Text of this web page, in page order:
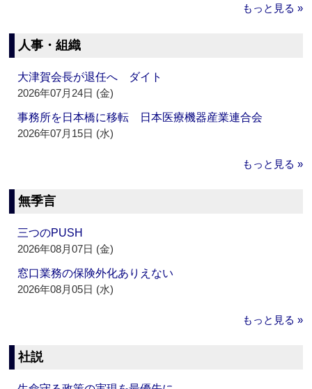
もっと見る »
人事・組織
大津賀会長が退任へ ダイト
2026年07月24日 (金)
事務所を日本橋に移転 日本医療機器産業連合会
2026年07月15日 (水)
もっと見る »
無季言
三つのPUSH
2026年08月07日 (金)
窓口業務の保険外化ありえない
2026年08月05日 (水)
もっと見る »
社説